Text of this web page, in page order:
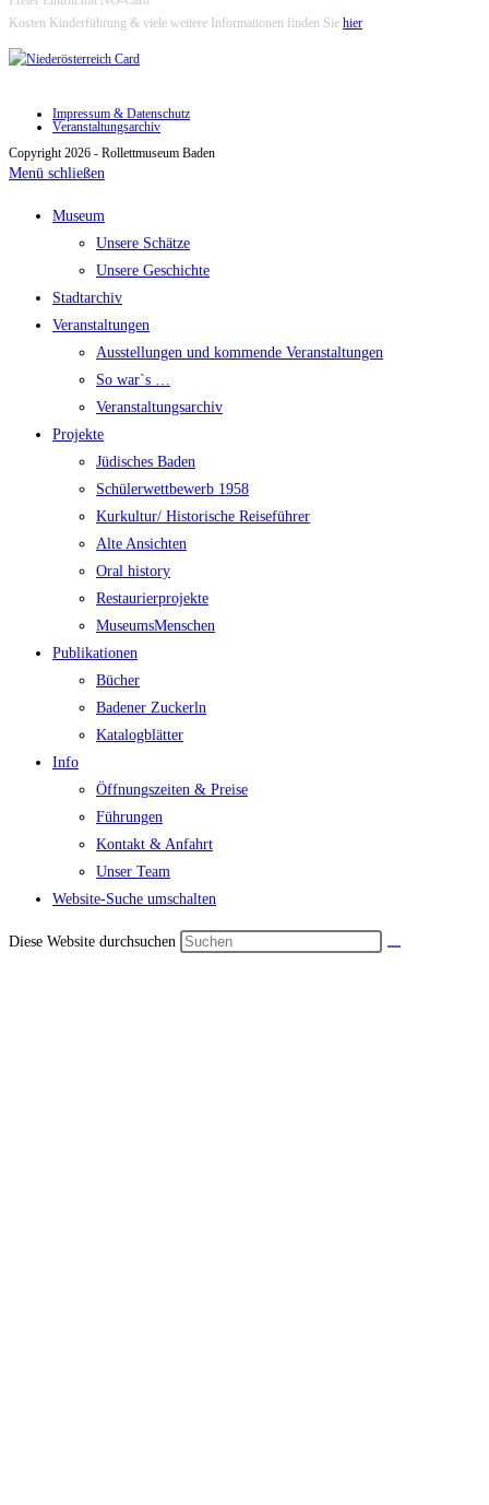
Kosten Kinderführung & viele weitere Informationen finden Sie hier
Impressum & Datenschutz
Veranstaltungsarchiv
Copyright 2026 - Rollettmuseum Baden
Menü schließen
Museum
Unsere Schätze
Unsere Geschichte
Stadtarchiv
Veranstaltungen
Ausstellungen und kommende Veranstaltungen
So war`s …
Veranstaltungsarchiv
Projekte
Jüdisches Baden
Schülerwettbewerb 1958
Kurkultur/ Historische Reiseführer
Alte Ansichten
Oral history
Restaurierprojekte
MuseumsMenschen
Publikationen
Bücher
Badener Zuckerln
Katalogblätter
Info
Öffnungszeiten & Preise
Führungen
Kontakt & Anfahrt
Unser Team
Website-Suche umschalten
Diese Website durchsuchen